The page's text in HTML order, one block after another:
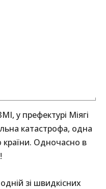
у префектурі Міягі
катастрофа, одна
країни. Одночасно в
зі швидкісних